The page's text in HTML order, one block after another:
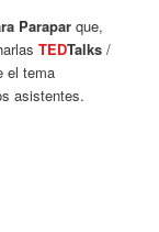
Parapar que,
TEDTalks /
el tema
asistentes.